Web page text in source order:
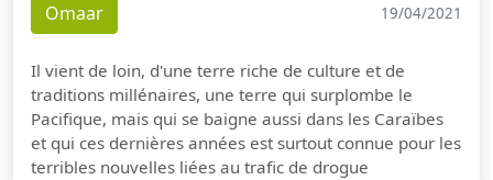
Omaar 19/04/2021
Il vient de loin, d'une terre riche de culture et de
traditions millénaires, une terre qui surplombe le
Pacifique, mais qui se baigne aussi dans les Caraïbes
et qui ces dernières années est surtout connue pour les
terribles nouvelles liées au trafic de drogue